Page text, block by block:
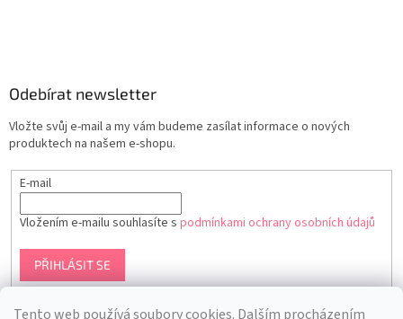
Tento web používá soubory cookies. Dalším procházením
Odebírat newsletter
Vložte svůj e-mail a my vám budeme zasílat informace o nových
produktech na našem e-shopu.
E-mail
Vložením e-mailu souhlasíte s podmínkami ochrany osobních údajů
PŘIHLÁSIT SE